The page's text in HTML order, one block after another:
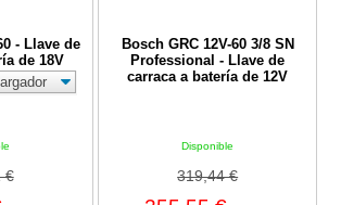
- Llave de
de 18V
€
Bosch GRC 12V-60 3/8 SN
Professional - Llave de
carraca a batería de 12V
Disponible
319,44 €